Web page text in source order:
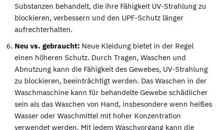
Substanzen behandelt, die ihre Fähigkeit UV-Strahlung zu
blockieren, verbessern und den UPF-Schutz länger
aufrechterhalten.
Neu vs. gebraucht: Neue Kleidung bietet in der Regel
einen höheren Schutz. Durch Tragen, Waschen und
Abnutzung kann die Fähigkeit des Gewebes, UV-Strahlung
zu blockieren, beeinträchtigt werden. Das Waschen in der
Waschmaschine kann für behandelte Gewebe schädlicher
sein als das Waschen von Hand, insbesondere wenn heißes
Wasser oder Waschmittel mit hoher Konzentration
verwendet werden. Mit jedem Waschvorgang kann die